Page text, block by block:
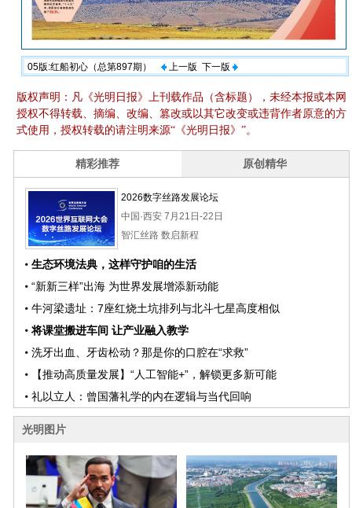
05版:红船初心（总第897期） 上一版 下一版
版权声明：凡《光明日报》上刊载作品（含标题），未经本报或本网
授权不得转载、摘编、改编、篡改或以其它改变或违背作者原意的方
式使用，授权转载的请注明来源“《光明日报》”。